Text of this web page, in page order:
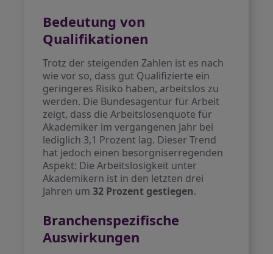
Bedeutung von
Qualifikationen
Trotz der steigenden Zahlen ist es nach
wie vor so, dass gut Qualifizierte ein
geringeres Risiko haben, arbeitslos zu
werden. Die Bundesagentur für Arbeit
zeigt, dass die Arbeitslosenquote für
Akademiker im vergangenen Jahr bei
lediglich 3,1 Prozent lag. Dieser Trend
hat jedoch einen besorgniserregenden
Aspekt: Die Arbeitslosigkeit unter
Akademikern ist in den letzten drei
Jahren um32 Prozent gestiegen.
Branchenspezifische
Auswirkungen